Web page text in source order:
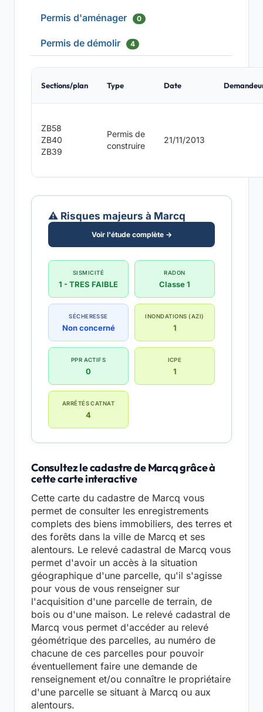
Permis d'aménager 0
Permis de démolir 4
Sections/plan Type Date
ZB58
ZB40
ZB39
Permis de
construire
21/11/2013
⚠️ Risques majeurs à Marcq
Voir l'étude complète →
SISMICITÉ
1 - TRES FAIBLE
RADON
Classe 1
SÉCHERESSE
Non concerné
INONDATIONS (AZI)
1
PPR ACTIFS
0
ICPE
1
ARRÊTÉS CATNAT
4
Consultez le cadastre de Marcq grâce à
cette carte interactive
Cette carte du cadastre de Marcq vous
permet de consulter les enregistrements
complets des biens immobiliers, des terres et
des forêts dans la ville de Marcq et ses
alentours. Le relevé cadastral de Marcq vous
permet d'avoir un accès à la situation
géographique d'une parcelle, qu'il s'agisse
pour vous de vous renseigner sur
l'acquisition d'une parcelle de terrain, de
bois ou d'une maison. Le relevé cadastral de
Marcq vous permet d'accéder au relevé
géométrique des parcelles, au numéro de
chacune de ces parcelles pour pouvoir
éventuellement faire une demande de
renseignement et/ou connaître le propriétaire
d'une parcelle se situant à Marcq ou aux
alentours.